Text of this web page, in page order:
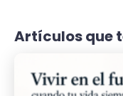
Artículos que